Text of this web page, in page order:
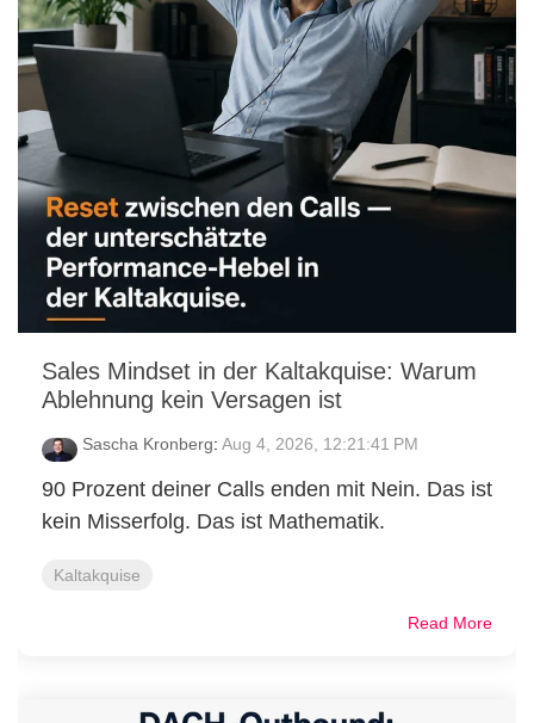
Sales Mindset in der Kaltakquise: Warum
Ablehnung kein Versagen ist
Sascha Kronberg: Aug 4, 2026, 12:21:41 PM
90 Prozent deiner Calls enden mit Nein. Das ist
kein Misserfolg. Das ist Mathematik.
Kaltakquise
Read More